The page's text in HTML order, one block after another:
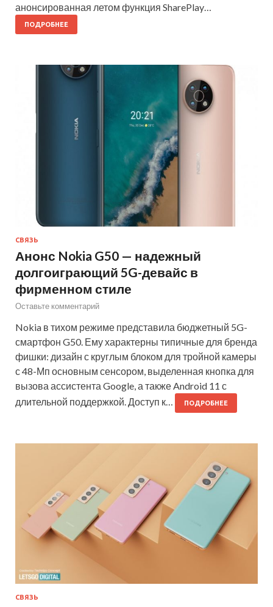
анонсированная летом функция SharePlay…
ПОДРОБНЕЕ
СВЯЗЬ
Анонс Nokia G50 — надежный
долгоиграющий 5G-девайс в
фирменном стиле
Оставьте комментарий
Nokia в тихом режиме представила бюджетный 5G-
смартфон G50. Ему характерны типичные для бренда
фишки: дизайн с круглым блоком для тройной камеры
с 48-Мп основным сенсором, выделенная кнопка для
вызова ассистента Google, а также Android 11 с
длительной поддержкой. Доступ к…
ПОДРОБНЕЕ
СВЯЗЬ